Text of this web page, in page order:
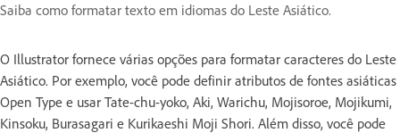
Saiba como formatar texto em idiomas do Leste Asiático.
O Illustrator fornece várias opções para formatar caracteres do Leste
Asiático. Por exemplo, você pode definir atributos de fontes asiáticas
Open Type e usar Tate-chu-yoko, Aki, Warichu, Mojisoroe, Mojikumi,
Kinsoku, Burasagari e Kurikaeshi Moji Shori. Além disso, você pode